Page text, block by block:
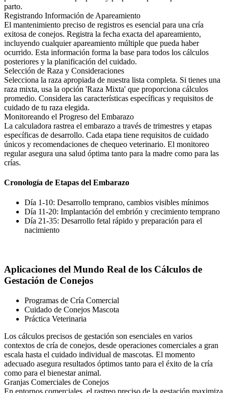
parto.
Registrando Información de Apareamiento
El mantenimiento preciso de registros es esencial para una cría
exitosa de conejos. Registra la fecha exacta del apareamiento,
incluyendo cualquier apareamiento múltiple que pueda haber
ocurrido. Esta información forma la base para todos los cálculos
posteriores y la planificación del cuidado.
Selección de Raza y Consideraciones
Selecciona la raza apropiada de nuestra lista completa. Si tienes una
raza mixta, usa la opción 'Raza Mixta' que proporciona cálculos
promedio. Considera las características específicas y requisitos de
cuidado de tu raza elegida.
Monitoreando el Progreso del Embarazo
La calculadora rastrea el embarazo a través de trimestres y etapas
específicas de desarrollo. Cada etapa tiene requisitos de cuidado
únicos y recomendaciones de chequeo veterinario. El monitoreo
regular asegura una salud óptima tanto para la madre como para las
crías.
Cronología de Etapas del Embarazo
Día 1-10: Desarrollo temprano, cambios visibles mínimos
Día 11-20: Implantación del embrión y crecimiento temprano
Día 21-35: Desarrollo fetal rápido y preparación para el
nacimiento
Aplicaciones del Mundo Real de los Cálculos de
Gestación de Conejos
Programas de Cría Comercial
Cuidado de Conejos Mascota
Práctica Veterinaria
Los cálculos precisos de gestación son esenciales en varios
contextos de cría de conejos, desde operaciones comerciales a gran
escala hasta el cuidado individual de mascotas. El momento
adecuado asegura resultados óptimos tanto para el éxito de la cría
como para el bienestar animal.
Granjas Comerciales de Conejos